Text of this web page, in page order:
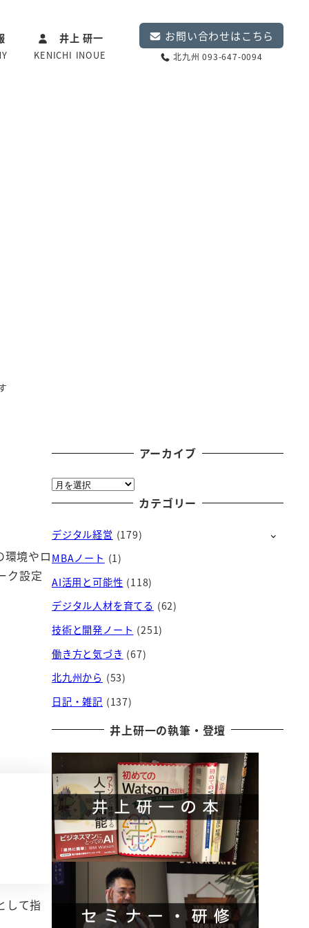
井上 研一
KENICHI INOUE
お問い合わせはこちら
北九州 093-647-0094
境やロ
ク設定
して指
アーカイブ
ア
ー
イ
ブ
カテゴリー
デジタル経営 (179)
MBAノート (1)
AI活用と可能性 (118)
デジタル人材を育てる (62)
技術と開発ノート (251)
働き方と気づき (67)
北九州から (53)
日記・雑記 (137)
井上研一の執筆・登壇